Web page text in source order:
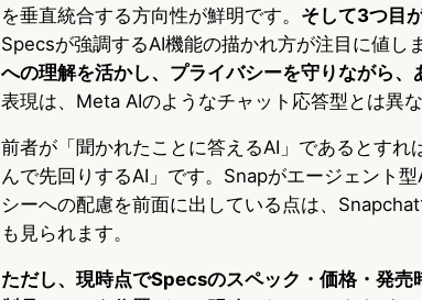
を垂直統合する方向性が鮮明です。 そして3つ目
Specsが強調するAI機能の描かれ方が注目に値し
への理解を活かし、プライバシーを守りながら
表現は、Meta AIのようなチャット応答型とは異
前者が「聞かれたことに答えるAI」であるとす
んで先回りするAI」です。Snapがエージェント
シーへの配慮を前面に出している点は、
も見られます。
ただし、現時点でSpecsのスペック・価格・発